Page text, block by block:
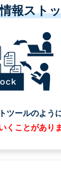
報スト
ツールのよう
くことがあり